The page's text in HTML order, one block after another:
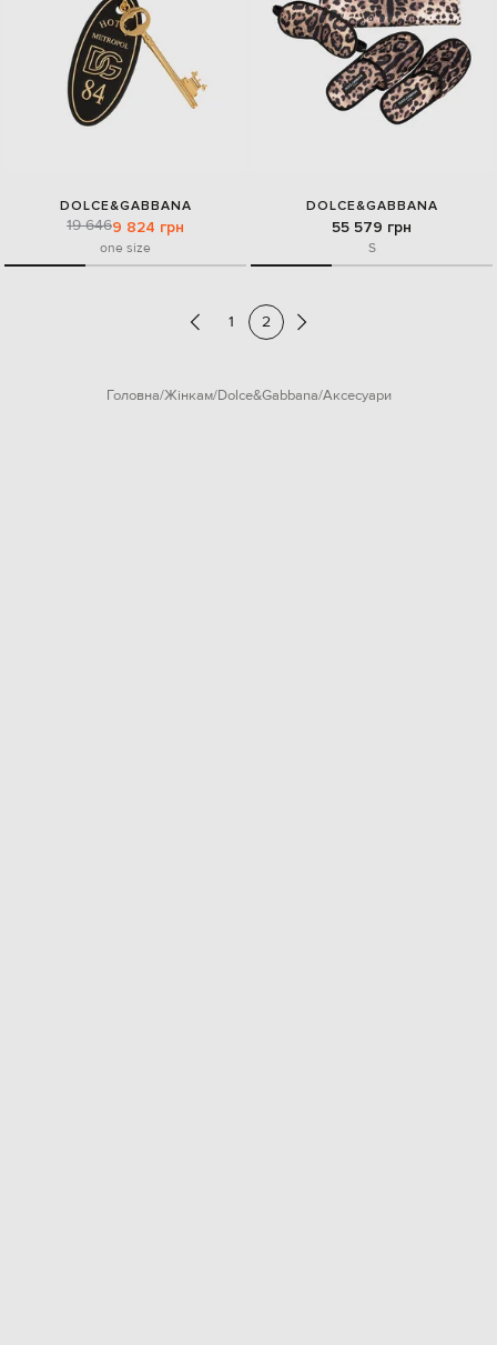
DOLCE&GABBANA
19 6469 824 грн
one size
DOLCE&GABBANA
55 579 грн
S
1 2
Головна Жінкам Dolce&Gabbana Аксесуари